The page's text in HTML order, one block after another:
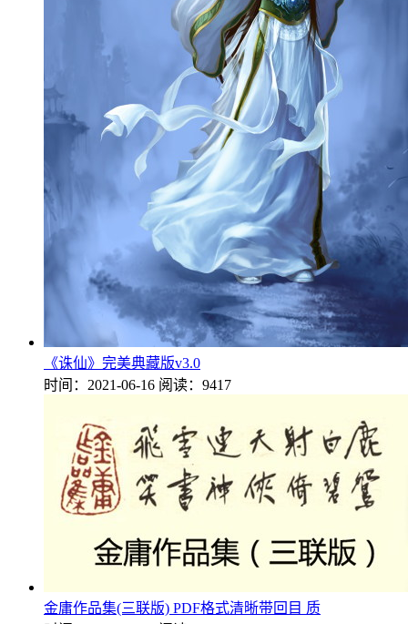
《诛仙》完美典藏版v3.0
时间：2021-06-16 阅读：9417
金庸作品集(三联版) PDF格式清晰带回目 质